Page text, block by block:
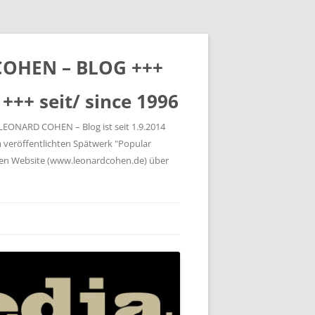
– BLOG +++
seit/ since 1996
COHEN – Blog ist seit 1.9.2014
veröffentlichten Spätwerk "Popular
Website (www.leonardcohen.de) über